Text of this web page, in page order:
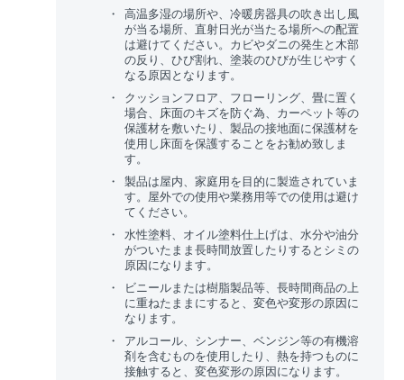
高温多湿の場所や、冷暖房器具の吹き出し風
が当る場所、直射日光が当たる場所への配置
は避けてください。カビやダニの発生と木部
の反り、ひび割れ、塗装のひびが生じやすく
なる原因となります。
クッションフロア、フローリング、畳に置く
場合、床面のキズを防ぐ為、カーペット等の
保護材を敷いたり、製品の接地面に保護材を
使用し床面を保護することをお勧め致しま
す。
製品は屋内、家庭用を目的に製造されていま
す。屋外での使用や業務用等での使用は避け
てください。
水性塗料、オイル塗料仕上げは、水分や油分
がついたまま長時間放置したりするとシミの
原因になります。
ビニールまたは樹脂製品等、長時間商品の上
に重ねたままにすると、変色や変形の原因に
なります。
アルコール、シンナー、ベンジン等の有機溶
剤を含むものを使用したり、熱を持つものに
接触すると、変色変形の原因になります。